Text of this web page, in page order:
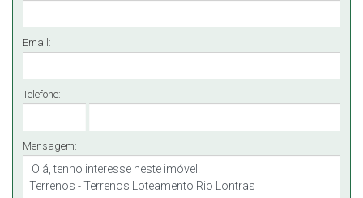
Email:
Telefone:
Mensagem: